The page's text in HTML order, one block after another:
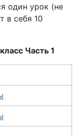
один урок (не
в себя 10
Часть 1